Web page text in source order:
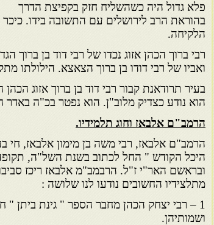
פלא גדול היה כשהשליח חזק בקפיצת הדרך
בהוראת הרב לירושלים עם התשובה בידו.
הלקיחה.
רבי ברוך הכהן אזוג נכדו של רבי דוד בן ברוך
ואביו של רבי דודו בן ברוך הצאצא. הילולתו
בעיר תרודאנת קבור רבי דוד בן ברוך אזוג
הוא נודע כצדיק מלוב"ן. הוא נפטר בכ"ה באדר
הרמב"ם אלבאז וחוג תלמידיו.
הרמב"ם אלבאז, רבי משה בן מימון אלבאז, חי
היכל הקודש " החל לכתוב בשנת השל"ה,
ובראשם האר"י ז"ל. הרבמב"מ אלבאז ריכז
מתלצידיו החשובים נודעו לנו שלושה :
1 – רבי יצחק הכהן מחבר הספר " גינת ביתן "
ושמותיהן.